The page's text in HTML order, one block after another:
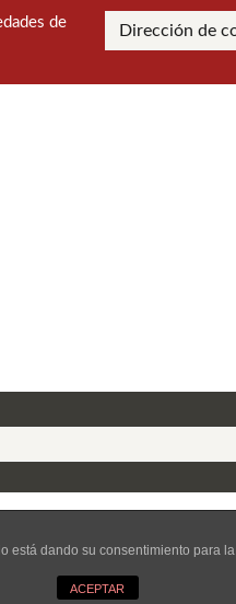
de
DE TIENDA ONLINE SEVILLA
dando su consentimiento para
ACEPTAR